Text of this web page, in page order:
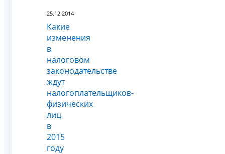
25.12.2014
Какие
изменения
в
налоговом
законодательстве
ждут
налогоплательщиков-
физических
лиц
в
2015
году